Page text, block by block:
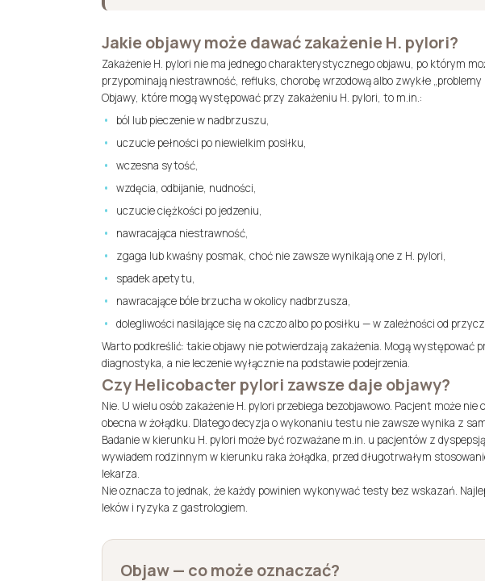
Jakie objawy może dawać zakażenie H. pylori?
Zakażenie H. pylori nie ma jednego charakterystycznego objawu, po którym
przypominają niestrawność, refluks, chorobę wrzodową albo zwykłe
Objawy, które mogą występować przy zakażeniu H. pylori, to m.in.:
ból lub pieczenie w nadbrzuszu,
uczucie pełności po niewielkim posiłku,
wczesna sytość,
wzdęcia, odbijanie, nudności,
uczucie ciężkości po jedzeniu,
nawracająca niestrawność,
zgaga lub kwaśny posmak, choć nie zawsze wynikają one z H. pylori,
spadek apetytu,
nawracające bóle brzucha w okolicy nadbrzusza,
dolegliwości nasilające się na czczo albo po posiłku — w zależności od
Warto podkreślić: takie objawy nie potwierdzają zakażenia. Mogą
diagnostyka, a nie leczenie wyłącznie na podstawie podejrzenia.
Czy Helicobacter pylori zawsze daje objawy?
Nie. U wielu osób zakażenie H. pylori przebiega bezobjawowo. Pacjent może
obecna w żołądku. Dlatego decyzja o wykonaniu testu nie zawsze wynika z
Badanie w kierunku H. pylori może być rozważane m.in. u pacjentów z
wywiadem rodzinnym w kierunku raka żołądka, przed długotrwałym
lekarza.
Nie oznacza to jednak, że każdy powinien wykonywać testy bez wskazań.
leków i ryzyka z gastrologiem.
Objaw — co może oznaczać?